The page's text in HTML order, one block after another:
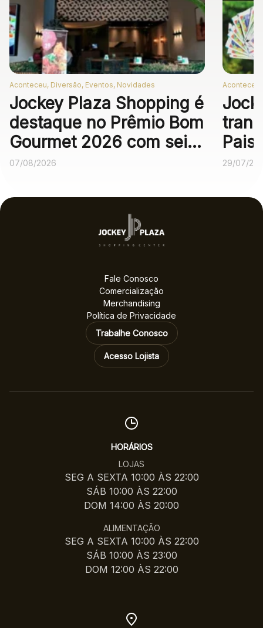
Aconteceu, Diversão, Eventos, Novidades
Jockey Plaza Shopping é
destaque no Prêmio Bom
Gourmet 2026 com seis
operações
melhores no voto
07/08/2026
Pais
29/07/
Fale Conosco
Comercialização
Merchandising
Política de Privacidade
Trabalhe Conosco
Acesso Lojista
HORÁRIOS
LOJAS
SEG A SEXTA 10:00 ÀS 22:00
SÁB 10:00 ÀS 22:00
DOM 14:00 ÀS 20:00
ALIMENTAÇÃO
SEG A SEXTA 10:00 ÀS 22:00
SÁB 10:00 ÀS 23:00
DOM 12:00 ÀS 22:00